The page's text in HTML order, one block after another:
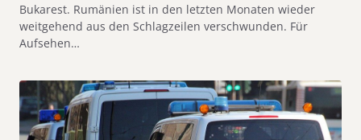
Bukarest. Rumänien ist in den letzten Monaten wieder
weitgehend aus den Schlagzeilen verschwunden. Für
Aufsehen…